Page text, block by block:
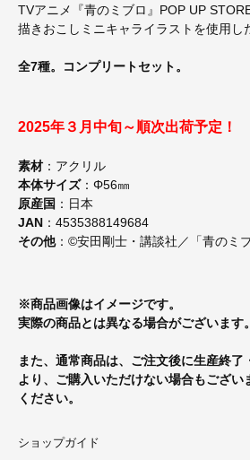
TVアニメ『青のミブロ』POP UP
描きおこしミニキャライラストを使用し
全7種。コンプリートセット。
2025年３月中旬～順次出荷予定！
素材 ：アクリル
本体サイズ：Φ56㎜
原産国 ：日本
JAN ：4535388149684
その他：©安田剛士・講談社／「青のミ
※商品画像はイメージです。
実際の商品とは異なる場合がございます。
また、通常商品は、ご注文後に生産終了
より、ご購入いただけない場合もござい
ください。
ショップガイド